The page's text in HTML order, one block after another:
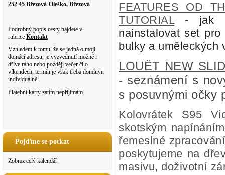
252 45 Březová-Oleško, Březová
Podrobný popis cesty najdete v
rubrice Kontakt
Vzhledem k tomu, že se jedná o moji
domácí adresu, je vyzvednutí možné i
dříve ráno nebo později večer či o
víkendech, termín je však třeba domluvit
individuálně.
Platební karty zatím nepřijímám.
Pojďme se potkat
Zobraz celý kalendář
FEATURES OD
TUTORIAL- jak k
nainstalovat set
bulky a uměleckých
LOUËT NEW
- seznámení s
s posuvnými očky
Kolovrátek S95
skotským
řemeslné
poskytujeme na
masivu, doživotní